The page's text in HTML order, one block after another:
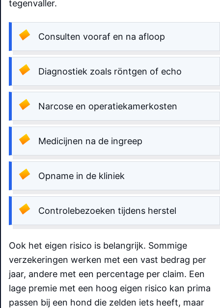
tegenvaller.
Consulten vooraf en na afloop
Diagnostiek zoals röntgen of echo
Narcose en operatiekamerkosten
Medicijnen na de ingreep
Opname in de kliniek
Controlebezoeken tijdens herstel
Ook het eigen risico is belangrijk. Sommige
verzekeringen werken met een vast bedrag per
jaar, andere met een percentage per claim. Een
lage premie met een hoog eigen risico kan prima
passen bij een hond die zelden iets heeft, maar